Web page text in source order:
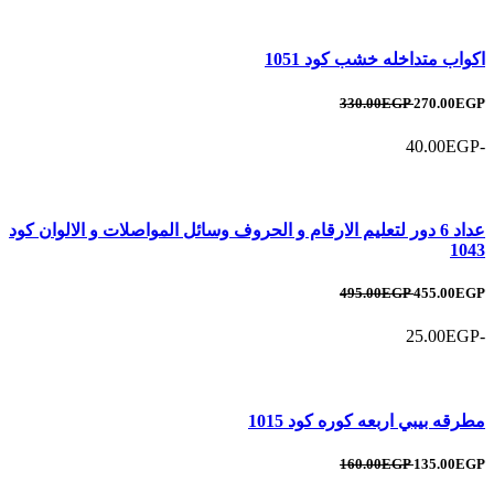
اكواب متداخله خشب كود 1051
330.00EGP270.00EGP
-40.00EGP
عداد 6 دور لتعليم الارقام و الحروف وسائل المواصلات و الالوان كود
1043
495.00EGP455.00EGP
-25.00EGP
مطرقه بيبي اربعه كوره كود 1015
160.00EGP135.00EGP